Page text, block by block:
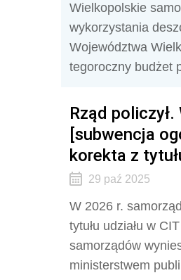
Wielkopolskie
wykorzystania
Województwa
tegoroczny budżet
Rząd
[subwencja
korekta z
29 paź 2025
W 2026 r.
tytułu udziału w
samorządów
ministerstwem